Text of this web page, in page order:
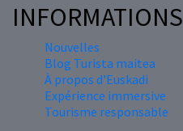
INFORMATIONS
Nouvelles
Blog Turista maitea
À propos d'Euskadi
Expérience immersive
Tourisme responsable